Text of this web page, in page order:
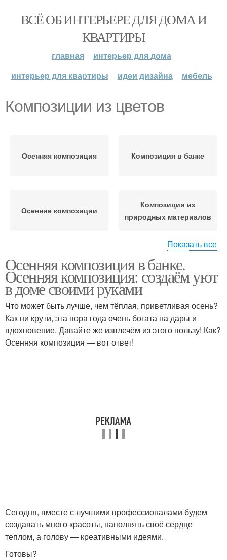
ВСЁ ОБ ИНТЕРЬЕРЕ ДЛЯ ДОМА И
КВАРТИРЫ
главная
интерьер для дома
интерьер для квартиры
идеи дизайна мебель
Композиции из цветов
Осенняя композиция Композиция в банке
Осенние композиции
Композиции из
природных материалов
Композиция из листьев Композиции из листьев
Флористические
композиции
Композиции из осенних
листьев
Показать все
Осенняя композиция в банке.
Осенняя композиция: создаём уют
в доме своими руками
Что может быть лучше, чем тёплая, приветливая осень?
Как ни крути, эта пора года очень богата на дары и
вдохновение. Давайте же извлечём из этого пользу! Как?
Осенняя композиция — вот ответ!
Сегодня, вместе с лучшими профессионалами будем
создавать много красоты, наполнять своё сердце
теплом, а голову — креативными идеями.
Готовы?